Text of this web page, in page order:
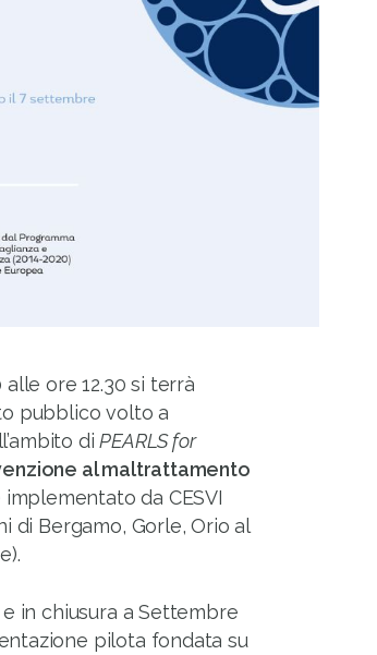
ore 12.30 si terrà
pubblico volto a
diPEARLS for
al maltrattamento
da CESVI
di Bergamo, Gorle, Orio al
in chiusura a Settembre
pilota fondata su